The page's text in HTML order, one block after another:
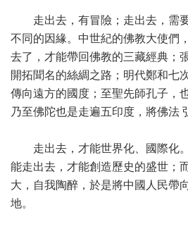
走出去，有冒險；走出去，需
不同的因緣。中世紀的佛教大使們
去了，才能帶回佛教的三藏經典；
開拓聞名的絲綢之路；明代鄭和七
傳向遠方的國度；至聖先師孔子，
乃至佛陀也是走遍五印度，將佛法
走出去，才能世界化、國際化
能走出去，才能創造歷史的盛世；
大，自我陶醉，於是將中國人民帶
地。